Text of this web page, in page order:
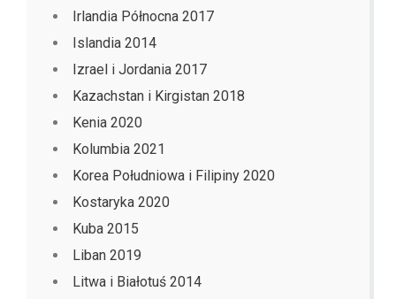
Irlandia Północna 2017
Islandia 2014
Izrael i Jordania 2017
Kazachstan i Kirgistan 2018
Kenia 2020
Kolumbia 2021
Korea Południowa i Filipiny 2020
Kostaryka 2020
Kuba 2015
Liban 2019
Litwa i Białotuś 2014